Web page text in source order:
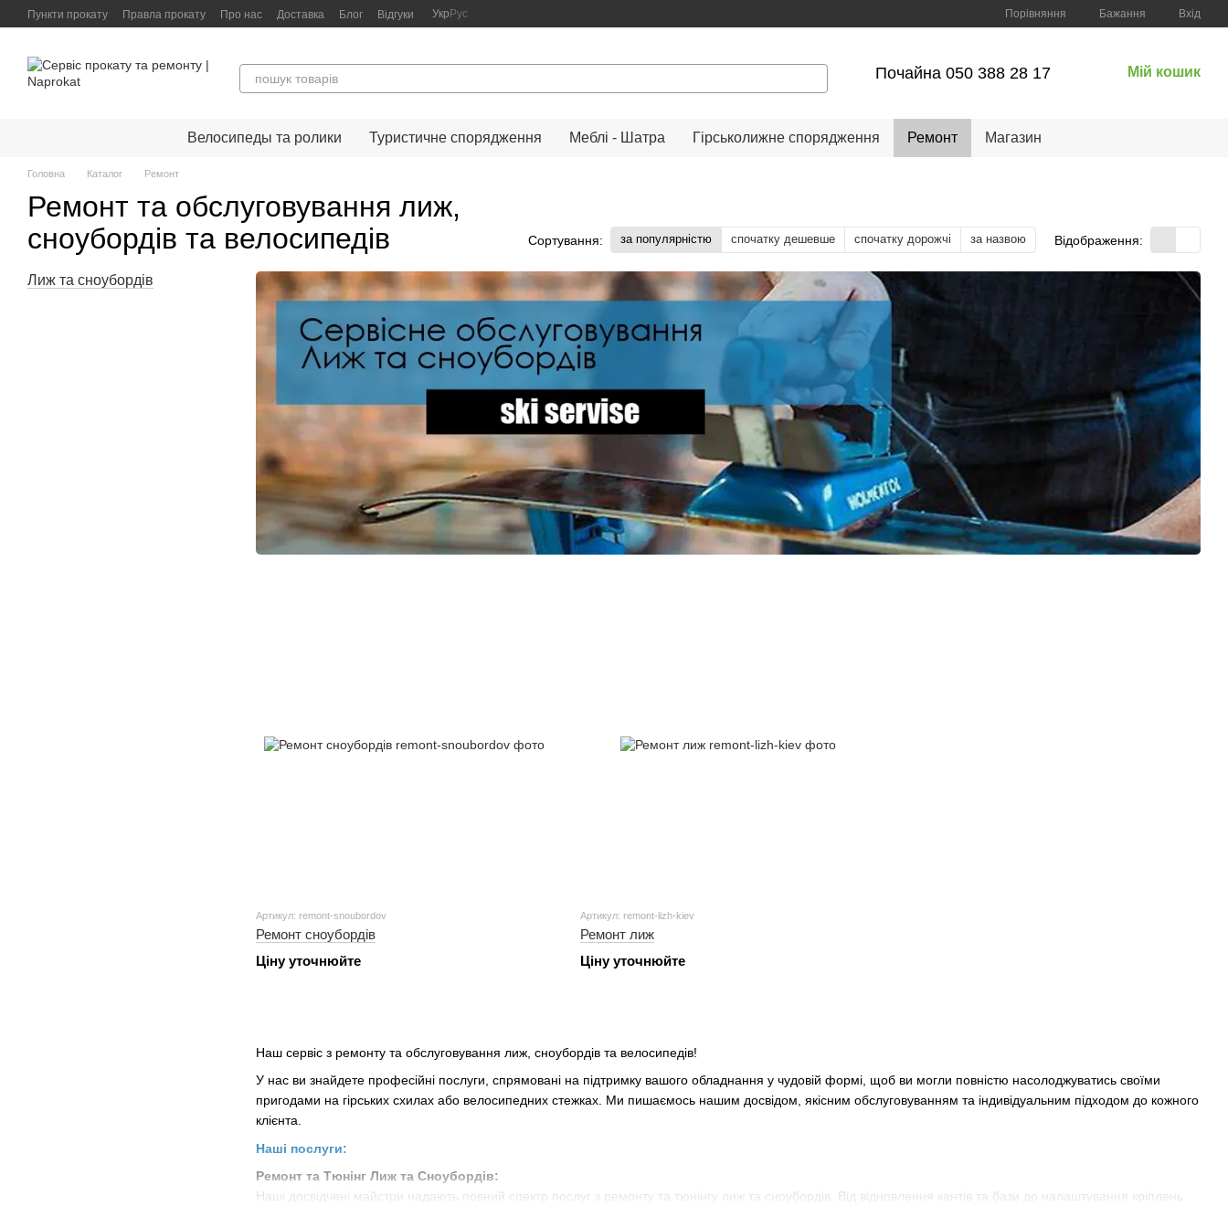
Перейти до основного контенту
Пункти прокату Правла прокату Про нас Доставка Блог Відгуки Укр Рус Порівняння Бажання Вхід
Почайна 050 388 28 17 Мій кошик
Велосипеды та ролики Туристичне спорядження Меблі - Шатра Гірськолижне спорядження Ремонт Магазин
Головна Каталог Ремонт
Ремонт та обслуговування лиж,
сноубордів та велосипедів
Сортування: за популярністю спочатку дешевше спочатку дорожчі за назвою Відображення:
Наш сервіс з ремонту та обслуговування лиж, сноубордів та велосипедів!
У нас ви знайдете професійні послуги, спрямовані на підтримку вашого обладнання у чудовій формі, щоб ви могли повністю насолоджуватись своїми
пригодами на гірських схилах або велосипедних стежках. Ми пишаємось нашим досвідом, якісним обслуговуванням та індивідуальним підходом до кожного
клієнта.
Наші послуги:
Ремонт та Тюнінг Лиж та Сноубордів:
Наші досвідчені майстри надають повний спектр послуг з ремонту та тюнінгу лиж та сноубордів. Від відновлення кантів та бази до налаштування кріплень
Артикул: remont-snoubordov
Ремонт сноубордів
Ціну уточнюйте
Артикул: remont-lizh-kiev
Ремонт лиж
Ціну уточнюйте
Лиж та сноубордів